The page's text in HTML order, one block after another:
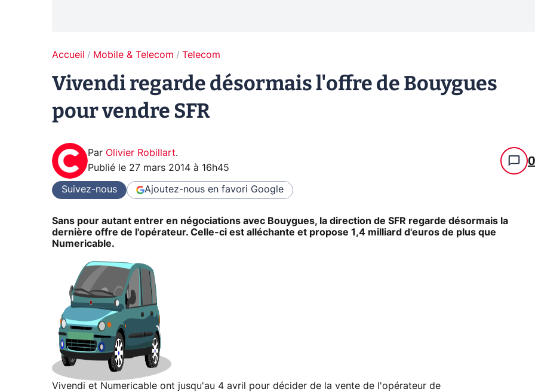
Accueil Mobile & Telecom Telecom
Vivendi regarde désormais l'offre de Bouygues
pour vendre SFR
Par Olivier Robillart.
Publié le 27 mars 2014 à 16h45 0
Suivez-nous Ajoutez-nous en favori Google
Sans pour autant entrer en négociations avec Bouygues, la direction de SFR regarde désormais la
dernière offre de l'opérateur. Celle-ci est alléchante et propose 1,4 milliard d'euros de plus que
Numericable.
Vivendi et Numericable ont jusqu'au 4 avril pour décider de la vente de l'opérateur de